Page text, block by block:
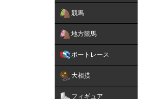
競馬
地方競馬
ボートレース
大相撲
フィギュア